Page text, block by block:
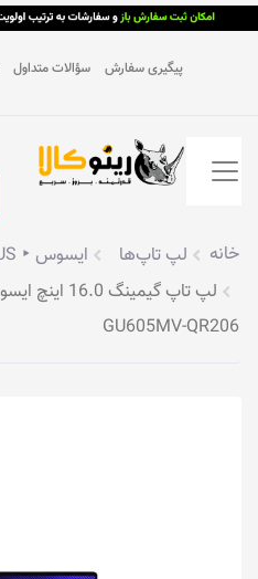
پیگیری سفارش سؤالات متداول
خانه لپ تاپ‌ها
ایسوس ‣ ASUS
GU605MV-QR206